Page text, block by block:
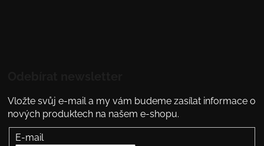
Vložte svůj e-mail a my vám budeme zasílat informace o
nových produktech na našem e-shopu.
E-mail